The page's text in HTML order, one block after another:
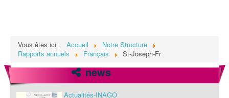
Vous êtes ici : Accueil
Notre Structure
Rapports annuels
Français St-Joseph-Fr
news
Actualités-INAGO